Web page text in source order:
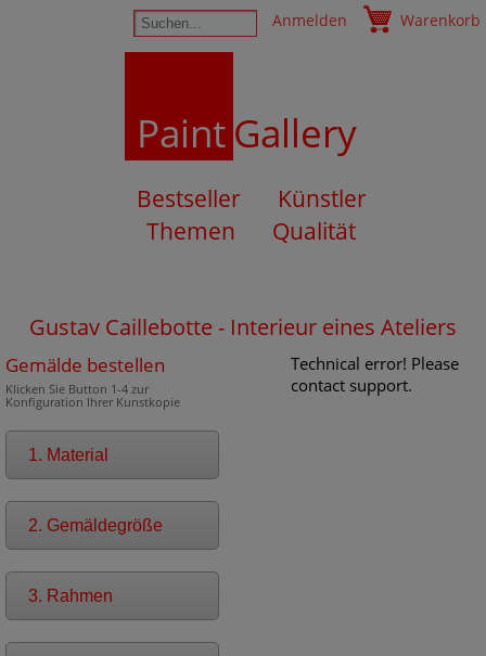
Anmelden Warenkorb
PaintGallery
Bestseller
Künstler
Themen
Qualität
Gustav Caillebotte - Interieur eines Ateliers
Gemälde bestellen
Klicken Sie Button 1-4 zur
Konfiguration Ihrer Kunstkopie
1. Material
2. Gemäldegröße
3. Rahmen
Technical error! Please
contact support.